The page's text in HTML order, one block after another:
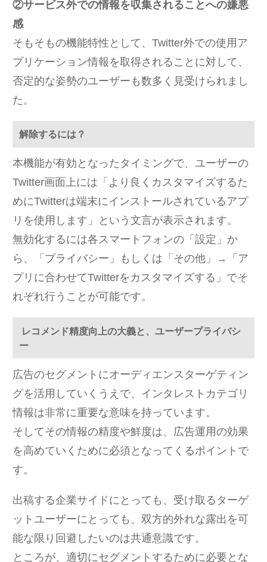
②サービス外での情報を収集されることへの嫌悪
感
そもそもの機能特性として、Twitter外での使用ア
プリケーション情報を取得されることに対して、
否定的な姿勢のユーザーも数多く見受けられまし
た。
解除するには？
本機能が有効となったタイミングで、ユーザーの
Twitter画面上には「より良くカスタマイズするた
めにTwitterは端末にインストールされているアプ
リを使用します」という文言が表示されます。
無効化するには各スマートフォンの「設定」か
ら、「プライバシー」もしくは「その他」→「ア
プリに合わせてTwitterをカスタマイズする」でそ
れぞれ行うことが可能です。
レコメンド精度向上の大義と、ユーザープライバシ
ー
広告のセグメントにオーディエンスターゲティン
グを活用していくうえで、インタレストカテゴリ
情報は非常に重要な意味を持っています。
そしてその情報の精度や鮮度は、広告運用の効果
を高めていくために必須となってくるポイントで
す。
出稿する企業サイドにとっても、受け取るターゲ
ットユーザーにとっても、双方的外れな露出を可
能な限り回避したいのは共通意識です。
ところが、適切にセグメントするために必要とな